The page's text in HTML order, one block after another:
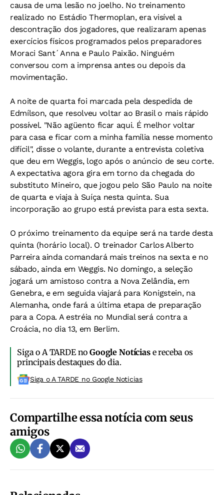
causa de uma lesão no joelho. No treinamento
realizado no Estádio Thermoplan, era visível a
descontração dos jogadores, que realizaram apenas
exercícios físicos programados pelos preparadores
Moraci Sant´Anna e Paulo Paixão. Ninguém
conversou com a imprensa antes ou depois da
movimentação.
A noite de quarta foi marcada pela despedida de
Edmílson, que resolveu voltar ao Brasil o mais rápido
possível. "Não agüento ficar aqui. É melhor voltar
para casa e ficar com a minha família nesse momento
difícil", disse o volante, durante a entrevista coletiva
que deu em Weggis, logo após o anúncio de seu corte.
A expectativa agora gira em torno da chegada do
substituto Mineiro, que jogou pelo São Paulo na noite
de quarta e viaja à Suíça nesta quinta. Sua
incorporação ao grupo está prevista para esta sexta.
O próximo treinamento da equipe será na tarde desta
quinta (horário local). O treinador Carlos Alberto
Parreira ainda comandará mais treinos na sexta e no
sábado, ainda em Weggis. No domingo, a seleção
jogará um amistoso contra a Nova Zelândia, em
Genebra, e em seguida viajará para Konigstein, na
Alemanha, onde fará a última etapa de preparação
para a Copa. A estréia no Mundial será contra a
Croácia, no dia 13, em Berlim.
Siga o A TARDE noGoogle Notíciase receba os
principais destaques do dia.
Siga o A TARDE no Google Noticias
Compartilhe essa notícia com seus
amigos